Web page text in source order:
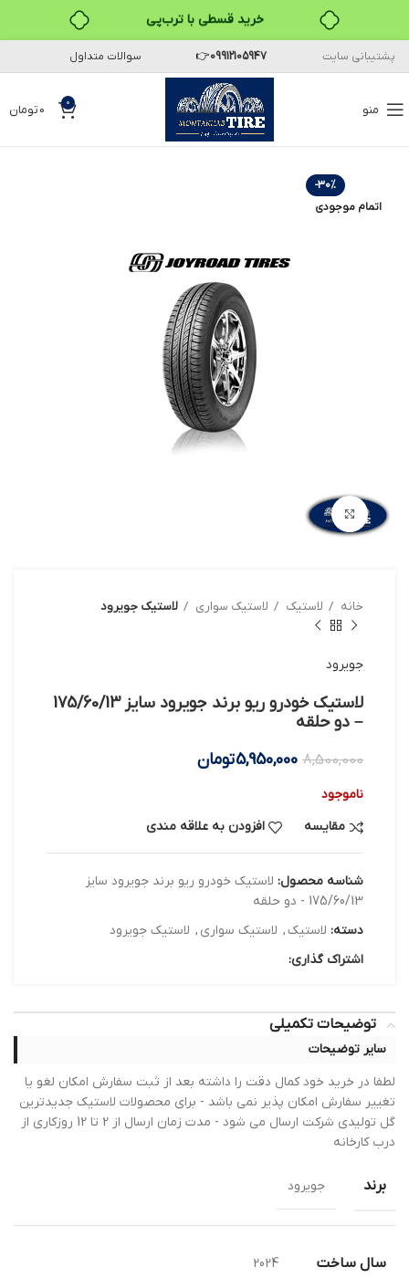
خرید قسطی با ترب‌پی
پشتیبانی سایت 09912105947
👉 سوالات متداول
منو 0
0تومان
-30%
اتمام موجودی
بزرگنمایی تصویر
خانه لاستیک لاستیک سواری لاستیک جویرود
جویرود
لاستیک خودرو ریو برند جویرود سایز 175/60/13
– دو حلقه
8,500,000
5,950,000تومان
ناموجود
مقایسه
افزودن به علاقه مندی
شناسه محصول: لاستیک خودرو ریو برند جویرود سایز
175/60/13 - دو حلقه
دسته: لاستیک, لاستیک سواری , لاستیک جویرود
اشتراک گذاری:
توضیحات تکمیلی
سایر توضیحات
لطفا در خرید خود کمال دقت را داشته بعد از ثبت سفارش امکان لغو یا
تغییر سفارش امکان پذیر نمی باشد - برای محصولات لاستیک جدیدترین
گل تولیدی شرکت ارسال می شود - مدت زمان ارسال از 2 تا 12 روزکاری از
درب کارخانه
برند جویرود
سال ساخت 2024